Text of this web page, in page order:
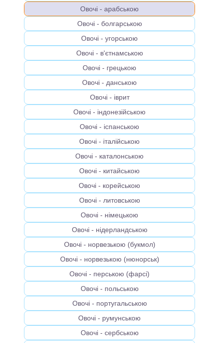
Овочі - арабською
Овочі - болгарською
Овочі - угорською
Овочі - в'єтнамською
Овочі - грецькою
Овочі - данською
Овочі - іврит
Овочі - індонезійською
Овочі - іспанською
Овочі - італійською
Овочі - каталонською
Овочі - китайською
Овочі - корейською
Овочі - литовською
Овочі - німецькою
Овочі - нідерландською
Овочі - норвезькою (букмол)
Овочі - норвезькою (нюнорськ)
Овочі - перською (фарсі)
Овочі - польською
Овочі - португальською
Овочі - румунською
Овочі - сербською